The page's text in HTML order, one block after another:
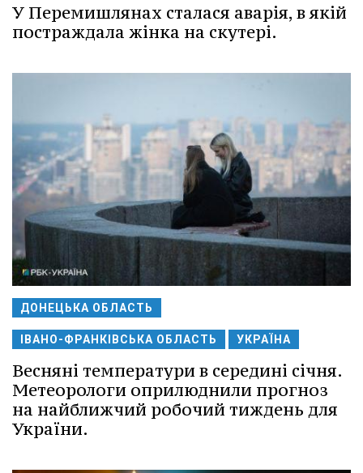
У Перемишлянах сталася аварія, в якій
постраждала жінка на скутері.
ДОНЕЦЬКА ОБЛАСТЬ
ІВАНО-ФРАНКІВСЬКА ОБЛАСТЬ УКРАЇНА
Весняні температури в середині січня.
Метеорологи оприлюднили прогноз
на найближчий робочий тиждень для
України.